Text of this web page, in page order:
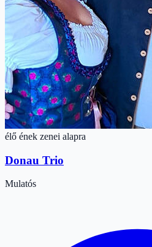
élő ének zenei alapra
Donau Trio
Mulatós